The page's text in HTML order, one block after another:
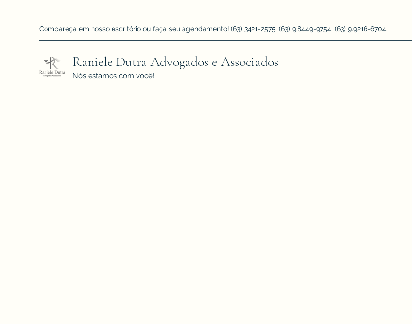
Compareça em nosso escritório ou faça seu agendamento! (63) 3421-2575; (63) 9.8449-9754; (63) 9.9216-6704.
Raniele Dutra Advogados e Associados
Nós estamos com você!